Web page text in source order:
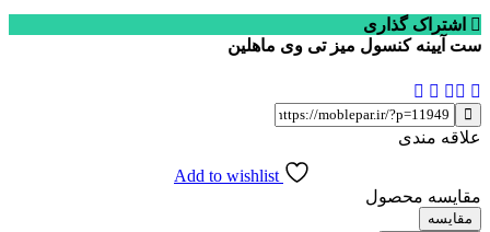
اشتراک گذاری
ست آیینه کنسول میز تی وی ماهلین
علاقه مندی
Add to wishlist
مقایسه محصول
مقایسه